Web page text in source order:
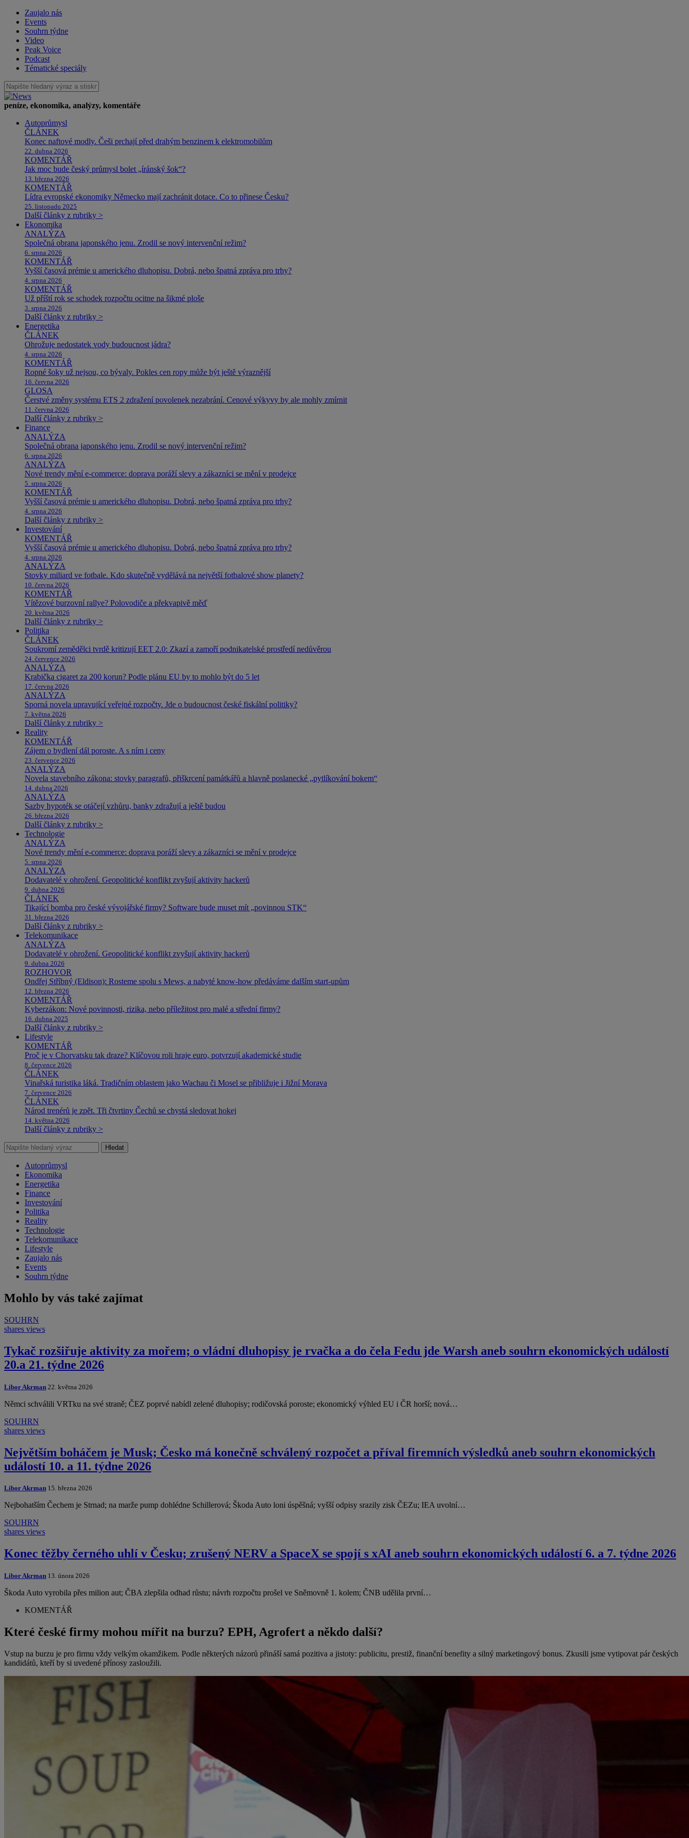
Zaujalo nás
Events
Souhrn týdne
Video
Peak Voice
Podcast
Tématické speciály
peníze, ekonomika, analýzy, komentáře
Autoprůmysl
ČLÁNEK
Konec naftové modly. Češi prchají před drahým benzinem k elektromobilům
22. dubna 2026
KOMENTÁŘ
Jak moc bude český průmysl bolet „íránský šok“?
13. března 2026
KOMENTÁŘ
Lídra evropské ekonomiky Německo mají zachránit dotace. Co to přinese Česku?
25. listopadu 2025
Další články z rubriky >
Ekonomika
ANALÝZA
Společná obrana japonského jenu. Zrodil se nový intervenční režim?
6. srpna 2026
KOMENTÁŘ
Vyšší časová prémie u amerického dluhopisu. Dobrá, nebo špatná zpráva pro trhy?
4. srpna 2026
KOMENTÁŘ
Už příští rok se schodek rozpočtu ocitne na šikmé ploše
3. srpna 2026
Další články z rubriky >
Energetika
ČLÁNEK
Ohrožuje nedostatek vody budoucnost jádra?
4. srpna 2026
KOMENTÁŘ
Ropné šoky už nejsou, co bývaly. Pokles cen ropy může být ještě výraznější
16. června 2026
GLOSA
Čerstvé změny systému ETS 2 zdražení povolenek nezabrání. Cenové výkyvy by ale mohly zmírnit
11. června 2026
Další články z rubriky >
Finance
ANALÝZA
Společná obrana japonského jenu. Zrodil se nový intervenční režim?
6. srpna 2026
ANALÝZA
Nové trendy mění e-commerce: doprava poráží slevy a zákazníci se mění v prodejce
5. srpna 2026
KOMENTÁŘ
Vyšší časová prémie u amerického dluhopisu. Dobrá, nebo špatná zpráva pro trhy?
4. srpna 2026
Další články z rubriky >
Investování
KOMENTÁŘ
Vyšší časová prémie u amerického dluhopisu. Dobrá, nebo špatná zpráva pro trhy?
4. srpna 2026
ANALÝZA
Stovky miliard ve fotbale. Kdo skutečně vydělává na největší fotbalové show planety?
10. června 2026
KOMENTÁŘ
Vítězové burzovní rallye? Polovodiče a překvapivě měď
20. května 2026
Další články z rubriky >
Politika
ČLÁNEK
Soukromí zemědělci tvrdě kritizují EET 2.0: Zkazí a zamoří podnikatelské prostředí nedůvěrou
24. července 2026
ANALÝZA
Krabička cigaret za 200 korun? Podle plánu EU by to mohlo být do 5 let
17. června 2026
ANALÝZA
Sporná novela upravující veřejné rozpočty. Jde o budoucnost české fiskální politiky?
7. května 2026
Další články z rubriky >
Reality
KOMENTÁŘ
Zájem o bydlení dál poroste. A s ním i ceny
23. července 2026
ANALÝZA
Novela stavebního zákona: stovky paragrafů, přiškrcení památkářů a hlavně poslanecké „pytlíkování bokem“
14. dubna 2026
ANALÝZA
Sazby hypoték se otáčejí vzhůru, banky zdražují a ještě budou
26. března 2026
Další články z rubriky >
Technologie
ANALÝZA
Nové trendy mění e-commerce: doprava poráží slevy a zákazníci se mění v prodejce
5. srpna 2026
ANALÝZA
Dodavatelé v ohrožení. Geopolitické konflikt zvyšují aktivity hackerů
9. dubna 2026
ČLÁNEK
Tikající bomba pro české vývojářské firmy? Software bude muset mít „povinnou STK“
31. března 2026
Další články z rubriky >
Telekomunikace
ANALÝZA
Dodavatelé v ohrožení. Geopolitické konflikt zvyšují aktivity hackerů
9. dubna 2026
ROZHOVOR
Ondřej Stříbný (Eldison): Rosteme spolu s Mews, a nabyté know-how předáváme dalším start-upům
12. března 2026
KOMENTÁŘ
Kyberzákon: Nové povinnosti, rizika, nebo příležitost pro malé a střední firmy?
16. dubna 2025
Další články z rubriky >
Lifestyle
KOMENTÁŘ
Proč je v Chorvatsku tak draze? Klíčovou roli hraje euro, potvrzují akademické studie
8. července 2026
ČLÁNEK
Vinařská turistika láká. Tradičním oblastem jako Wachau či Mosel se přibližuje i Jižní Morava
7. července 2026
ČLÁNEK
Národ trenérů je zpět. Tři čtvrtiny Čechů se chystá sledovat hokej
14. května 2026
Další články z rubriky >
Hledat
Autoprůmysl
Ekonomika
Energetika
Finance
Investování
Politika
Reality
Technologie
Telekomunikace
Lifestyle
Zaujalo nás
Events
Souhrn týdne
Mohlo by vás také zajímat
SOUHRN
shares views
Tykač rozšiřuje aktivity za mořem; o vládní dluhopisy je rvačka a do čela Fedu jde Warsh aneb souhrn ekonomických událostí
20.a 21. týdne 2026
Libor Akrman 22. května 2026
Němci schválili VRTku na své straně; ČEZ poprvé nabídl zelené dluhopisy; rodičovská poroste; ekonomický výhled EU i ČR horší; nová…
SOUHRN
shares views
Největším boháčem je Musk; Česko má konečně schválený rozpočet a příval firemních výsledků aneb souhrn ekonomických
událostí 10. a 11. týdne 2026
Libor Akrman 15. března 2026
Nejbohatším Čechem je Strnad; na marže pump dohlédne Schillerová; Škoda Auto loni úspěšná; vyšší odpisy srazily zisk ČEZu; IEA uvolní…
SOUHRN
shares views
Konec těžby černého uhlí v Česku; zrušený NERV a SpaceX se spojí s xAI aneb souhrn ekonomických událostí 6. a 7. týdne 2026
Libor Akrman 13. února 2026
Škoda Auto vyrobila přes milion aut; ČBA zlepšila odhad růstu; návrh rozpočtu prošel ve Sněmovně 1. kolem; ČNB udělila první…
KOMENTÁŘ
Které české firmy mohou mířit na burzu? EPH, Agrofert a někdo další?
Vstup na burzu je pro firmu vždy velkým okamžikem. Podle některých názorů přináší samá pozitiva a jistoty: publicitu, prestiž, finanční benefity a silný marketingový bonus. Zkusili jsme vytipovat pár českých
kandidátů, kteří by si uvedené přínosy zasloužili.